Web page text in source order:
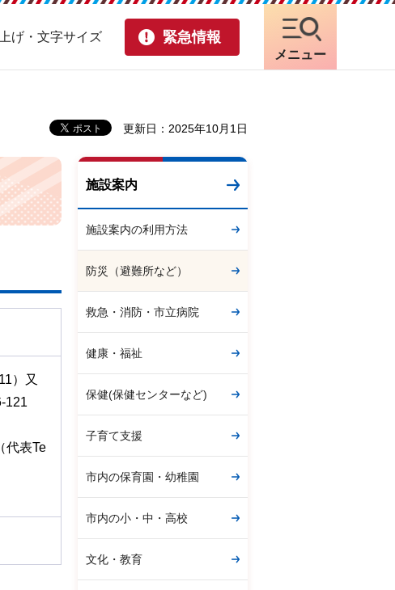
げ・文字サイズ 緊急情報
メニュー
更新日：2025年10月1日
）又
121
代表Te
施設案内
施設案内の利用方法
防災（避難所など）
救急・消防・市立病院
健康・福祉
保健(保健センターなど)
子育て支援
市内の保育園・幼稚園
市内の小・中・高校
文化・教育